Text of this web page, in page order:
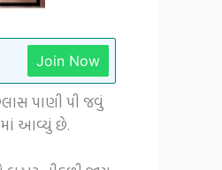
Join Now
પાણી પી જવું
આવ્યું છે.